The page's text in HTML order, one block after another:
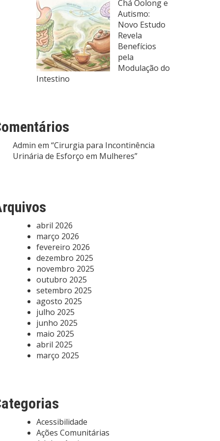
Chá Oolong e
Autismo:
Novo Estudo
Revela
Benefícios
pela
Modulação do
Intestino
Admin em “Cirurgia para Incontinência
Urinária de Esforço em Mulheres”
abril 2026
março 2026
fevereiro 2026
dezembro 2025
novembro 2025
outubro 2025
setembro 2025
agosto 2025
julho 2025
junho 2025
maio 2025
abril 2025
março 2025
Acessibilidade
Ações Comunitárias